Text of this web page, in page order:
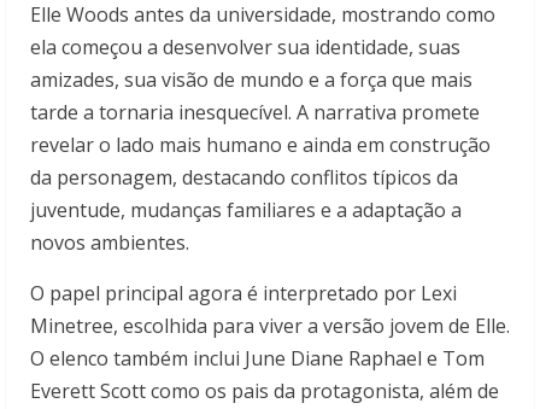
Elle Woods antes da universidade, mostrando como
ela começou a desenvolver sua identidade, suas
amizades, sua visão de mundo e a força que mais
tarde a tornaria inesquecível. A narrativa promete
revelar o lado mais humano e ainda em construção
da personagem, destacando conflitos típicos da
juventude, mudanças familiares e a adaptação a
novos ambientes.
O papel principal agora é interpretado por Lexi
Minetree, escolhida para viver a versão jovem de Elle.
O elenco também inclui June Diane Raphael e Tom
Everett Scott como os pais da protagonista, além de